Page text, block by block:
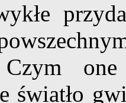
Czym
światło